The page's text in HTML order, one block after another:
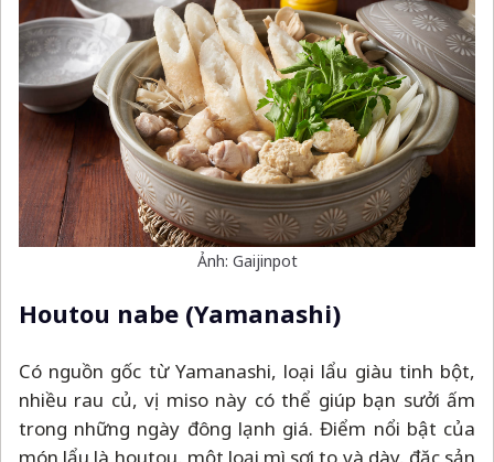
Ảnh: Gaijinpot
Houtou nabe (Yamanashi)
Có nguồn gốc từ Yamanashi, loại lẩu giàu tinh bột,
nhiều rau củ, vị miso này có thể giúp bạn sưởi ấm
trong những ngày đông lạnh giá. Điểm nổi bật của